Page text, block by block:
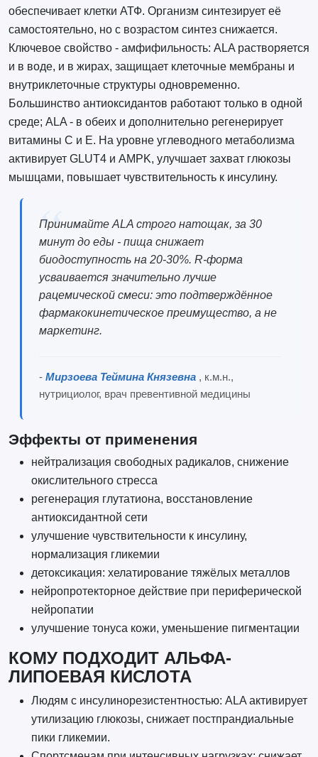
обеспечивает клетки АТФ. Организм синтезирует её
самостоятельно, но с возрастом синтез снижается.
Ключевое свойство - амфифильность: ALA растворяется
и в воде, и в жирах, защищает клеточные мембраны и
внутриклеточные структуры одновременно.
Большинство антиоксидантов работают только в одной
среде; ALA - в обеих и дополнительно регенерирует
витамины C и E. На уровне углеводного метаболизма
активирует GLUT4 и AMPK, улучшает захват глюкозы
мышцами, повышает чувствительность к инсулину.
Принимайте ALA строго натощак, за 30
минут до еды - пища снижает
биодоступность на 20-30%. R-форма
усваивается значительно лучше
рацемической смеси: это подтверждённое
фармакокинетическое преимущество, а не
маркетинг.
- Мирзоева Теймина Князевна , к.м.н.,
нутрициолог, врач превентивной медицины
Эффекты от применения
нейтрализация свободных радикалов, снижение
окислительного стресса
регенерация глутатиона, восстановление
антиоксидантной сети
улучшение чувствительности к инсулину,
нормализация гликемии
детоксикация: хелатирование тяжёлых металлов
нейропротекторное действие при периферической
нейропатии
улучшение тонуса кожи, уменьшение пигментации
КОМУ ПОДХОДИТ АЛЬФА-
ЛИПОЕВАЯ КИСЛОТА
Людям с инсулинорезистентностью: ALA активирует
утилизацию глюкозы, снижает постпрандиальные
пики гликемии.